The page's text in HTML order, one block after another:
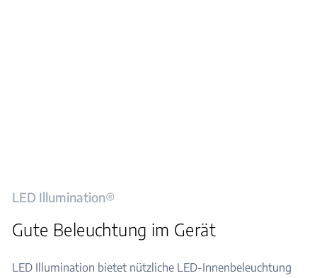
LED Illumination®
Gute Beleuchtung im Gerät
LED Illumination bietet nützliche LED-Innenbeleuchtung